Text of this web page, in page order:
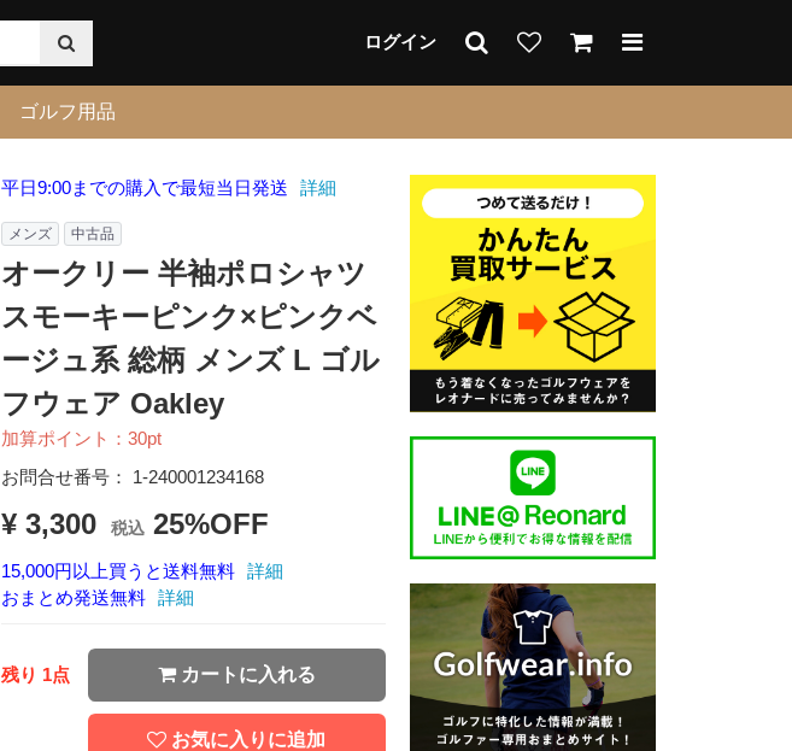
ログイン
ゴルフ用品
平日9:00までの購入で最短当日発送 詳細
メンズ 中古品
オークリー 半袖ポロシャツ
スモーキーピンク×ピンクベ
ージュ系 総柄 メンズ L ゴル
フウェア Oakley
加算ポイント： 30pt
お問合せ番号： 1-240001234168
¥ 3,300 税込 25%OFF
15,000円以上買うと送料無料 詳細
おまとめ発送無料 詳細
残り 1点 カートに入れる
お気に入りに追加